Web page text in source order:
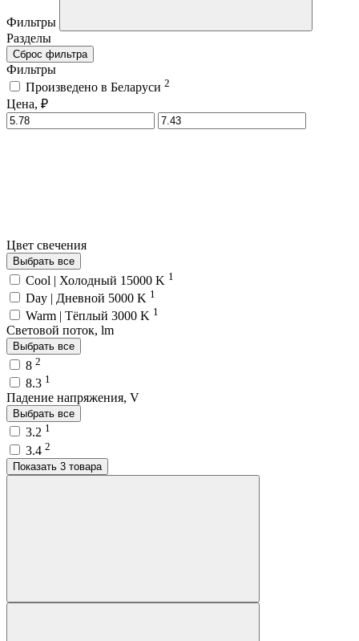
Фильтры
Разделы
Сброс фильтра
Фильтры
Произведено в Беларуси 2
Цена, ₽
Цвет свечения
Выбрать все
Cool | Холодный 15000 K 1
Day | Дневной 5000 K 1
Warm | Тёплый 3000 K 1
Световой поток, lm
Выбрать все
8 2
8.3 1
Падение напряжения, V
Выбрать все
3.2 1
3.4 2
Показать 3 товара